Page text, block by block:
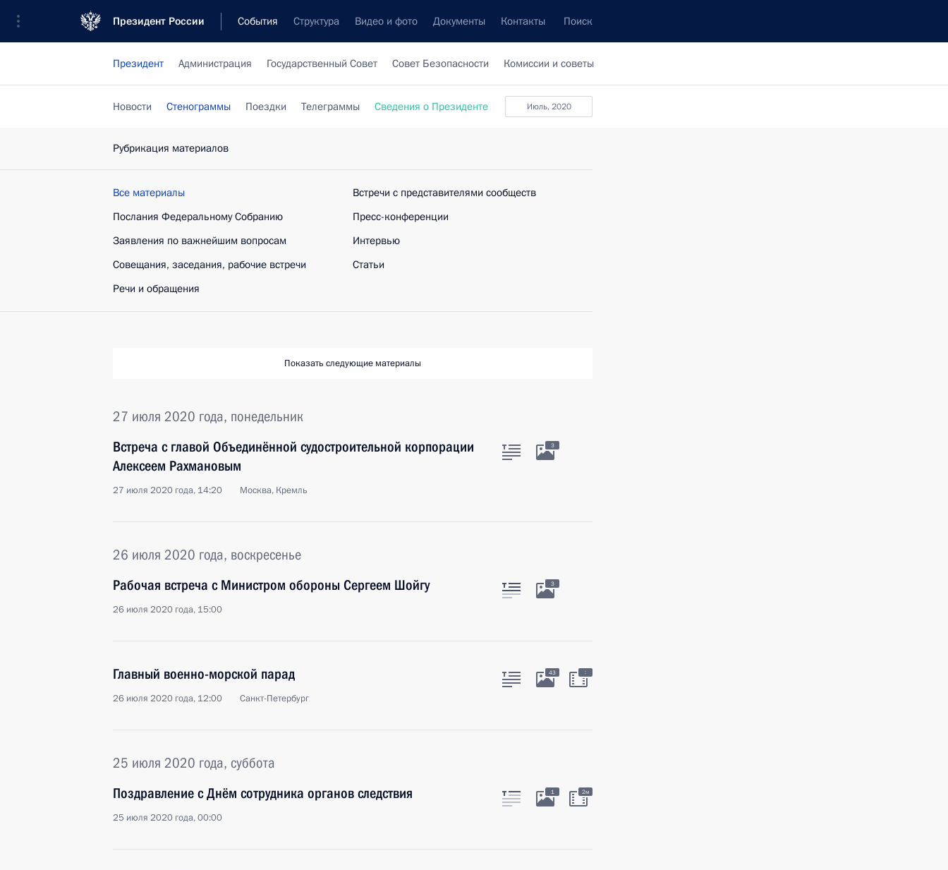
Президент России События Структура Видео и фото Документы Контакты Поиск
Президент Администрация Государственный Совет Совет Безопасности Комиссии и советы
июль, 2020
Новости Стенограммы Поездки Телеграммы Сведения о Президенте
Рубрикация материалов
Все материалы
Послания Федеральному Собранию
Заявления по важнейшим вопросам
Совещания, заседания, рабочие встречи
Речи и обращения
Встречи с представителями сообществ
Пресс-конференции
Интервью
Статьи
Показать следующие материалы
27 июля 2020 года, понедельник
Встреча с главой Объединённой судостроительной корпорации
Алексеем Рахмановым
27 июля 2020 года, 14:20 Москва, Кремль
3
26 июля 2020 года, воскресенье
Рабочая встреча с Министром обороны Сергеем Шойгу
26 июля 2020 года, 15:00
3
Главный военно-морской парад
26 июля 2020 года, 12:00 Санкт-Петербург
43 :
25 июля 2020 года, суббота
Поздравление с Днём сотрудника органов следствия
25 июля 2020 года, 00:00
1 2м